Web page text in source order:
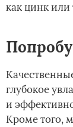
как цинк или
глубокое
и
Кроме того,